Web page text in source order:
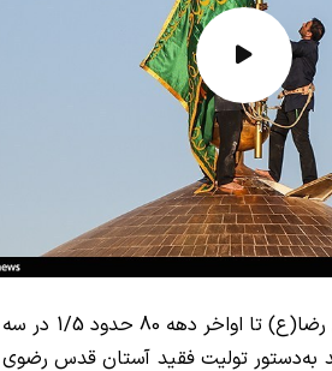
وی افزود: ابعاد پرچم
به‌دستور تولیت فقید آستان قدس